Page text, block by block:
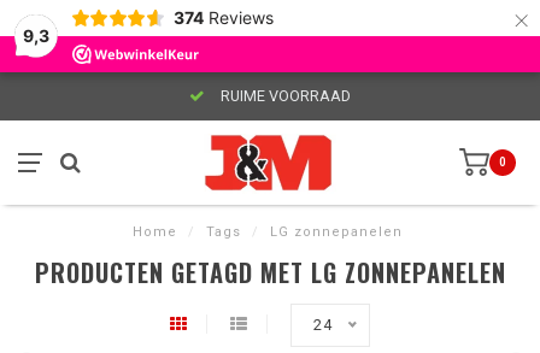
9,3
374 Reviews ×
RUIME VOORRAAD
0
Home / Tags / LG zonnepanelen
PRODUCTEN GETAGD MET LG ZONNEPANELEN
24